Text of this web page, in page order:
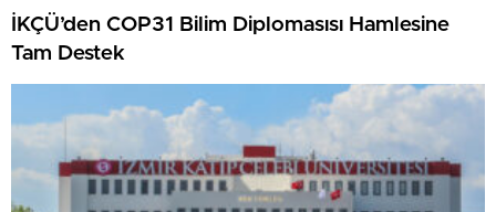
İKÇÜ’den COP31 Bilim Diplomasısı Hamlesine
Tam Destek